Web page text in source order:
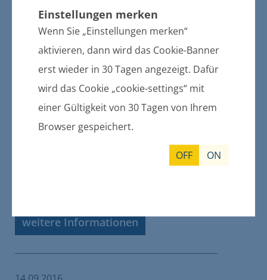
Einstellungen merken
Wenn Sie „Einstellungen merken“
aktivieren, dann wird das Cookie-Banner
erst wieder in 30 Tagen angezeigt. Dafür
wird das Cookie „cookie-settings“ mit
einer Gültigkeit von 30 Tagen von Ihrem
Browser gespeichert.
OFF ON
28.09.2016
Friedhofsgebührensatzung
weitere Informationen
weitere Informationen